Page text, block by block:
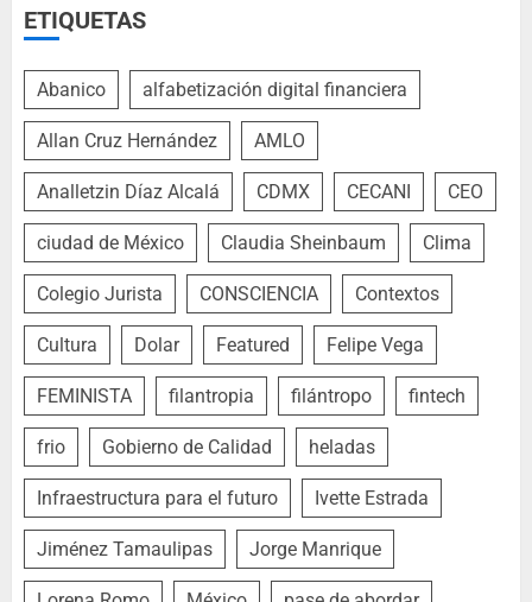
ETIQUETAS
Abanico alfabetización digital financiera
Allan Cruz Hernández AMLO
Analletzin Díaz Alcalá CDMX CECANI CEO
ciudad de México Claudia Sheinbaum Clima
Colegio Jurista CONSCIENCIA Contextos
Cultura Dolar Featured Felipe Vega
FEMINISTA filantropia filántropo fintech
frio Gobierno de Calidad heladas
Infraestructura para el futuro Ivette Estrada
Jiménez Tamaulipas Jorge Manrique